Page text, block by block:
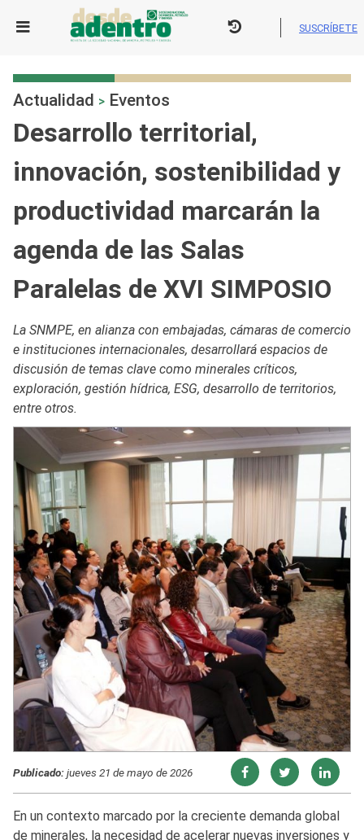
SUSCRÍBETE
Actualidad > Eventos
Desarrollo territorial,
innovación, sostenibilidad y
productividad marcarán la
agenda de las Salas
Paralelas de XVI SIMPOSIO
La SNMPE, en alianza con embajadas, cámaras de comercio
e instituciones internacionales, desarrollará espacios de
discusión de temas clave como minerales críticos,
exploración, gestión hídrica, ESG, desarrollo de territorios,
entre otros.
Publicado:jueves 21 de mayo de 2026
En un contexto marcado por la creciente demanda global
de minerales, la necesidad de acelerar nuevas inversiones y